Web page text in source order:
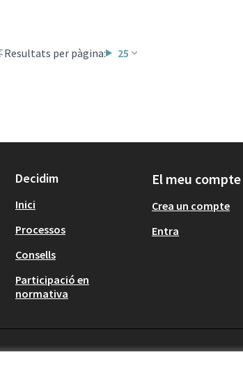
Resultats per pàgina: 25
Decidim
Inici
Processos
Consells
Participació en
normativa
El meu compte
Crea un compte
Entra